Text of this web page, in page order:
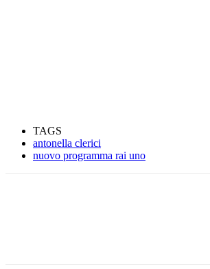
TAGS
antonella clerici
nuovo programma rai uno